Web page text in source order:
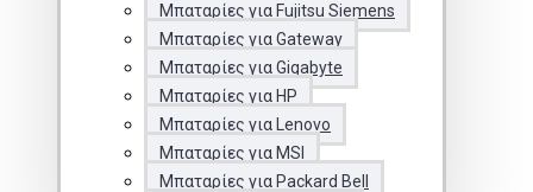
Μπαταρίες για Fujitsu Siemens
Μπαταρίες για Gateway
Μπαταρίες για Gigabyte
Μπαταρίες για HP
Μπαταρίες για Lenovo
Μπαταρίες για MSI
Μπαταρίες για Packard Bell